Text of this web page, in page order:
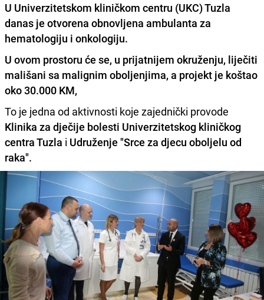
U Univerzitetskom kliničkom centru (UKC) Tuzla
danas je otvorena obnovljena ambulanta za
hematologiju i onkologiju.
U ovom prostoru će se, u prijatnijem okruženju, liječiti
mališani sa malignim oboljenjima, a projekt je koštao
oko 30.000 KM,
To je jedna od aktivnosti koje zajednički provode
Klinika za dječije bolesti Univerzitetskog kliničkog
centra Tuzla i Udruženje "Srce za djecu oboljelu od
raka".